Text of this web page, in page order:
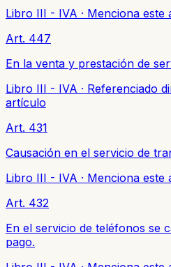
Libro III - IVA · Menciona este
Art. 447
En la venta y prestación de
Libro III - IVA · Referenciado
artículo
Art. 431
Causación en el servicio de
Libro III - IVA · Menciona este
Art. 432
En el servicio de teléfonos se
pago.